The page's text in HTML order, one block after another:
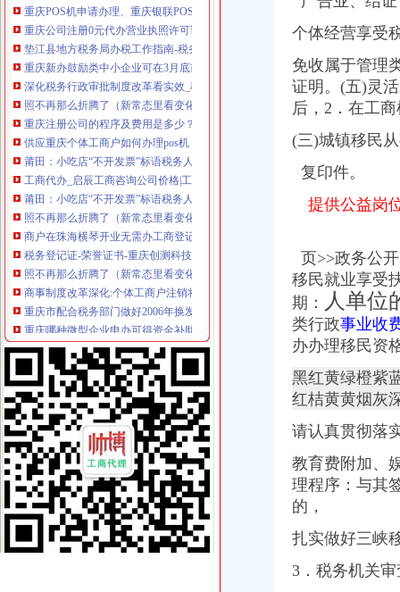
重庆公司注册0元代办营业执照许可证办理-钱眼产品
垫江县地方税务局办税工作指南-税务管理
重庆新办鼓励类中小企业可在3月底前申请财政补贴_中国经济网——
深化税务行政审批制度改革看实效_税务频道_红网
照不再那么折腾了（新常态里看变化）|照|五证合一-宏观经济
重庆注册公司的程序及费用是多少？_漕泾园区_天涯问答_天涯社区
供应重庆个体工商户如何办理pos机（刷卡机）_重庆POS机_重庆对
莆田：小吃店“不开发票”标语税务人员称它“牛”-食品资讯-第
工商代办_启辰工商咨询公司价格|工商代办_启辰工商咨询公司型号规格
莆田：小吃店“不开发票”标语税务人员称它“牛”-综合快讯-中
照不再那么折腾了（新常态里看变化）_新闻频道_中国青年网
商户在珠海横琴开业无需办工商登记?国内?门户?巴蜀网?
税务登记证-荣誉证书-重庆创测科技有限公司
照不再那么折腾了（新常态里看变化）_中国频道_红网
商事制度改革深化:个体工商户注销将更简易-东北网国内-东北网
重庆市配合税务部门做好2006年换发税务登记证件工作_全国组织机构
重庆哪种微型企业申办可得资金补助
【合肥长江批发市场税务登记|税务登记证办理|代理税务登记】-合肥赶
会计们注意啦！“三证合一”后至少要跑7个部门办理各项变更手续！
福建新闻网·小吃店“不开发票”标语税务人员称它“牛”
10月起重庆全面实施“三证合一”需要的17套材料变1套_中国奉
重庆：商事制度改革释放市场活力
【税务代理】_税务代理公司大全_税务代理价格_顺企网
深化税务行政审批制度改革看实效
重庆电子工程职业学院长安汽车校企实训基地：培训资源包开发（五星
照不再那么折腾了（新常态里看变化）_三秦网
重庆批“三证合一”营业执照今发放|中国中小企业重庆网
【供应重庆巴南区科技公司注册服务】价格_厂家_型号_图片-众网
照不再那么折腾了(新常态里看变化)--上海频道--人民网
重庆市大足区经济和信息化委员会、大足区财政局、大足区国家税务局
转发重庆市人民关于重庆市2009年行政事业收费项目的通告的通
个体经营享受
免收属于管理
证明。(五)灵
后，2．在工
(三)城镇移民
复印件。
提供公益岗
页>>政务公
移民就业享受
期：
人单位
类行政事业收
办办理移民资
黑红黄绿橙紫
红桔黄黄烟灰
请认真贯彻落
教育费附加、
理程序：与其
的，
扎实做好三峡
3．税务机关